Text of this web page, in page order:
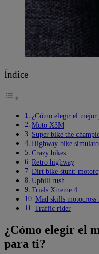
Índice
¿Cómo elegir el
Moto X3M
Super bike the
Highway bike
Crazy bikes
Retro highway
Dirt bike stunt:
Uphill rush
Trials Xtreme 4
Mad skills motocross
Traffic rider
¿Cómo elegir el
para ti?